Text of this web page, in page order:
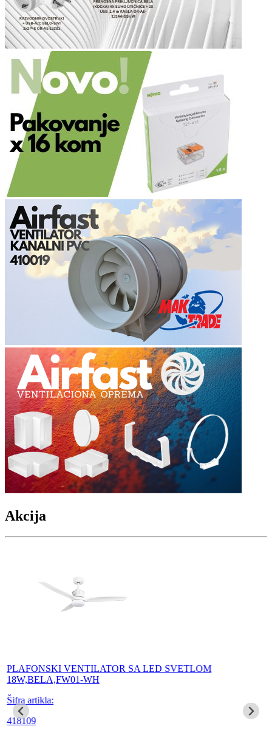
Akcija
PLAFONSKI VENTILATOR SA LED SVETLOM
18W,BELA,FW01-WH
Šifra artikla:
418109